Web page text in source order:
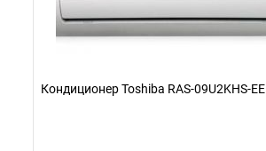
Кондиционер Toshiba RAS-09U2KHS-EE